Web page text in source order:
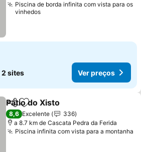
Piscina de borda infinita com vista para os
vinhedos
2 sites Ver preços
PartilharAdicionar aos favoritos
Pátio do Xisto
8,6 Excelente
336
a 8.7 km de Cascata Pedra da Ferida
Piscina infinita com vista para a montanha